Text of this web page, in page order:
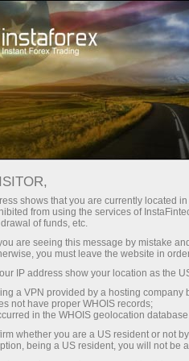
InstaForex bilan siz
ega bo‘lasiz:
yelkasi, bozordagi
spred va
shuningdek
bilan savdo qilish
shartlar.
Kichik
Har bir depozit
30% bonus
Savdoda
va trassada tezlik
shows that you are currently located
from using the services of
of funds, etc.
are seeing this message by mistake
you must leave the website in
IP address show your location as the
a VPN provided by a hosting company
not have proper WHOIS records;
in the WHOIS geolocation
whether you are a US resident or not
being a US resident, you will not be